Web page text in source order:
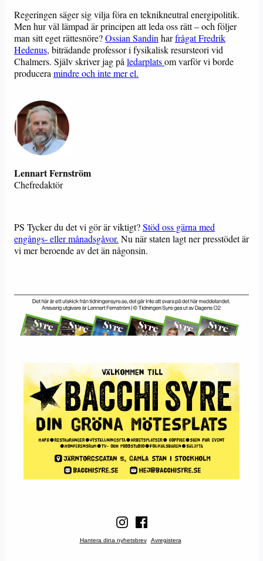
Regeringen säger sig vilja föra en teknikneutral energipolitik.
Men hur väl lämpad är principen att leda oss rätt – och följer
man sitt eget rättesnöre?Ossian Sandin harfrågat Fredrik
Hedenus, biträdande professor i fysikalisk resursteori vid
Chalmers. Själv skriver jag på ledarplatsom varför vi borde
producera mindre och inte mer el.
Lennart Fernström
Chefredaktör
PS Tycker du det vi gör är viktigt?Stöd oss gärna med
engångs- eller månadsgåvor. Nu när staten lagt ner presstödet är
vi mer beroende av det än någonsin.
Hantera dina nyhetsbrev Avregistera